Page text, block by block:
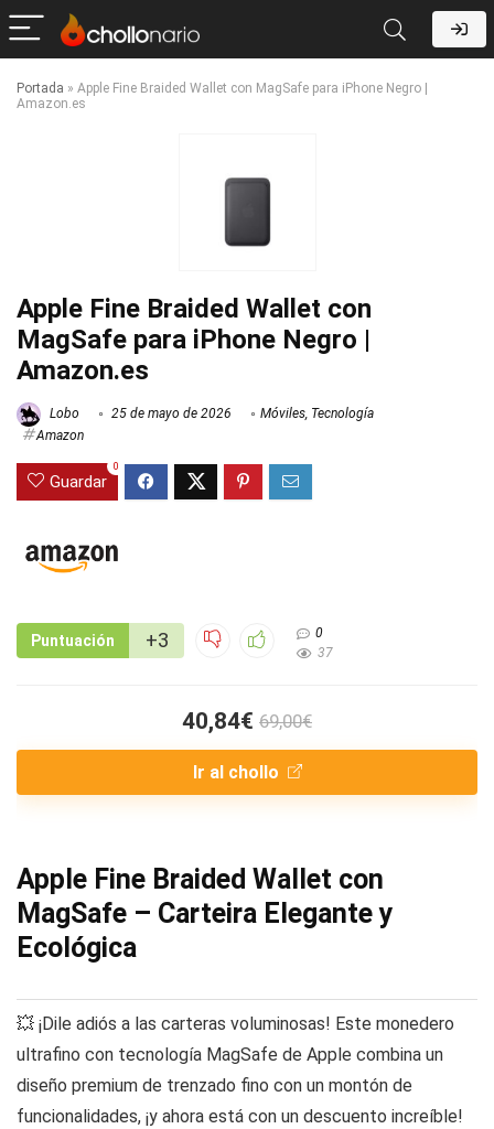
Portada » Apple Fine Braided Wallet con MagSafe para iPhone Negro |
Amazon.es
Apple Fine Braided Wallet con
MagSafe para iPhone Negro |
Amazon.es
Lobo 25 de mayo de 2026 Móviles, Tecnología
Amazon
Guardar
0
Puntuación +3
0
37
40,84€ 69,00€
Ir al chollo
Apple Fine Braided Wallet con
MagSafe – Carteira Elegante y
Ecológica
💥 ¡Dile adiós a las carteras voluminosas! Este monedero
ultrafino con tecnología MagSafe de Apple combina un
diseño premium de trenzado fino con un montón de
funcionalidades, ¡y ahora está con un descuento increíble!